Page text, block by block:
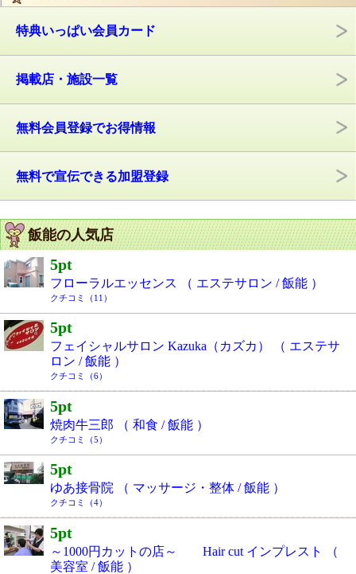
特典いっぱい会員カード
掲載店・施設一覧
無料会員登録でお得情報
無料で宣伝できる加盟登録
飯能の人気店
5pt
フローラルエッセンス （ エステサロン / 飯能 ）
クチコミ（11）
5pt
フェイシャルサロン Kazuka（カズカ） （ エステサ
ロン / 飯能 ）
クチコミ（6）
5pt
焼肉牛三郎 （ 和食 / 飯能 ）
クチコミ（5）
5pt
ゆあ接骨院 （ マッサージ・整体 / 飯能 ）
クチコミ（4）
5pt
～1000円カットの店～ Hair cut インプレスト （
美容室 / 飯能 ）